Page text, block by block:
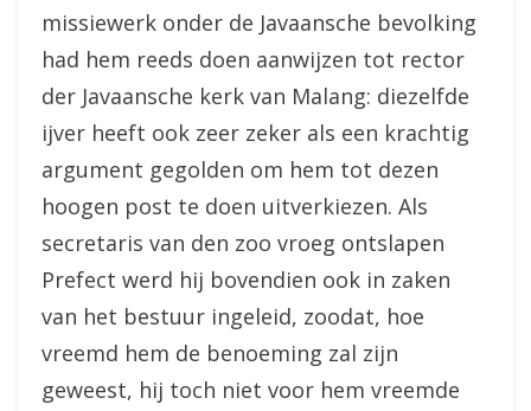
missiewerk onder de Javaansche bevolking
had hem reeds doen aanwijzen tot rector
der Javaansche kerk van Malang: diezelfde
ijver heeft ook zeer zeker als een krachtig
argument gegolden om hem tot dezen
hoogen post te doen uitverkiezen. Als
secretaris van den zoo vroeg ontslapen
Prefect werd hij bovendien ook in zaken
van het bestuur ingeleid, zoodat, hoe
vreemd hem de benoeming zal zijn
geweest, hij toch niet voor hem vreemde